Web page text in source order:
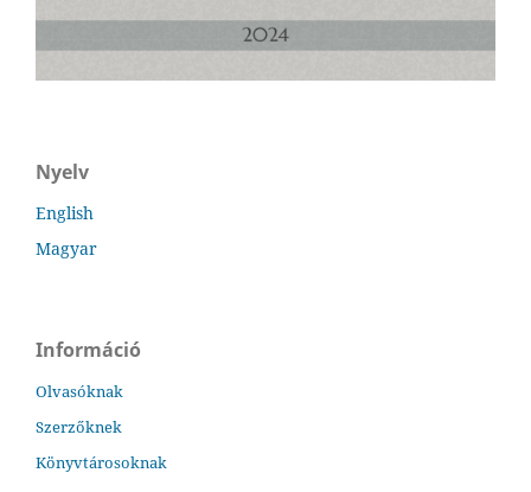
Nyelv
English
Magyar
Információ
Olvasóknak
Szerzőknek
Könyvtárosoknak